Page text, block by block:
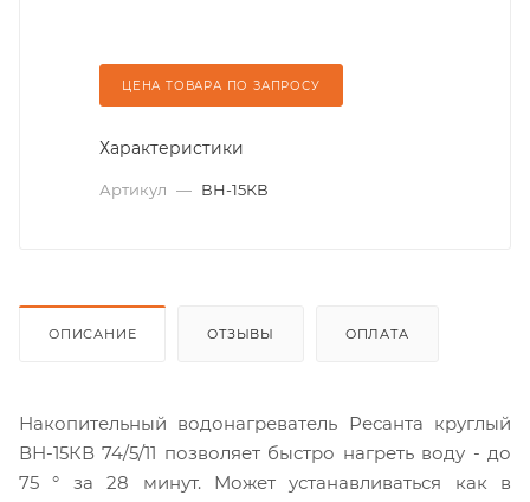
ЦЕНА ТОВАРА ПО ЗАПРОСУ
Характеристики
Артикул — ВН-15КВ
ОПИСАНИЕ ОТЗЫВЫ ОПЛАТА
Накопительный водонагреватель Ресанта круглый
ВН-15КВ 74/5/11 позволяет быстро нагреть воду - до
75 ° за 28 минут. Может устанавливаться как в